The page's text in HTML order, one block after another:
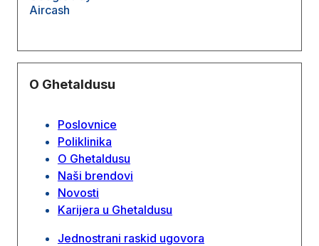
Aircash
O Ghetaldusu
Poslovnice
Poliklinika
O Ghetaldusu
Naši brendovi
Novosti
Karijera u Ghetaldusu
Jednostrani raskid ugovora